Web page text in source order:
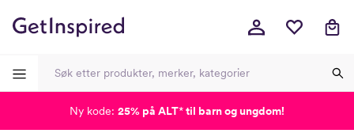
Ny kode: 25% på ALT*til barn og ungdom!
-
-
-
-